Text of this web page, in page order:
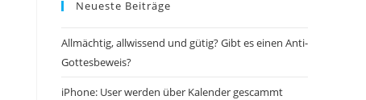
Neueste Beiträge
Allmächtig, allwissend und gütig? Gibt es einen Anti-
Gottesbeweis?
iPhone: User werden über Kalender gescammt